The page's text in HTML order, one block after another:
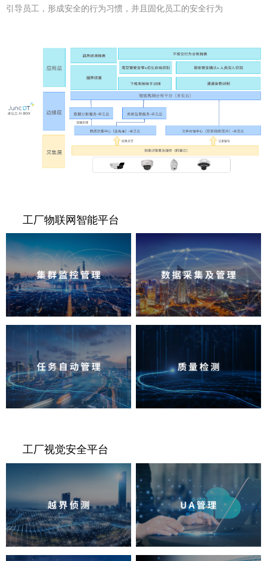
引导员工，形成安全的行为习惯，并且固化员工的安全行为
工厂物联网智能平台
工厂视觉安全平台